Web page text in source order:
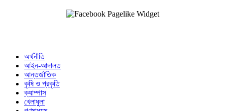
অর্থনীতি
আইন-আদালত
আন্তর্জাতিক
কৃষি ও প্রকৃতি
ক্যাম্পাস
খেলাধুলা